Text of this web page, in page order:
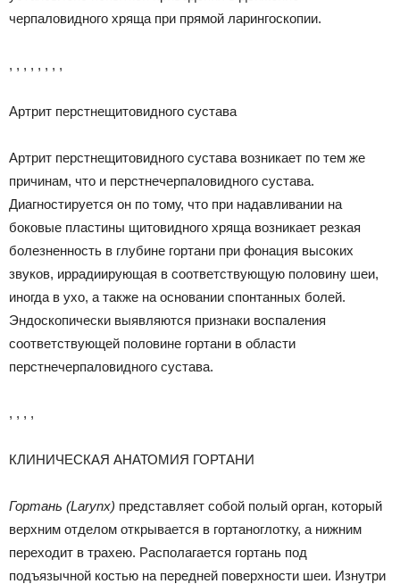
черпаловидного хряща при прямой ларингоскопии.
, , , , , , , ,
Артрит перстнещитовидного сустава
Артрит перстнещитовидного сустава возникает по тем же
причинам, что и перстнечерпаловидного сустава.
Диагностируется он по тому, что при надавливании на
боковые пластины щитовидного хряща возникает резкая
болезненность в глубине гортани при фонация высоких
звуков, иррадиирующая в соответствующую половину шеи,
иногда в ухо, а также на основании спонтанных болей.
Эндоскопически выявляются признаки воспаления
соответствующей половине гортани в области
перстнечерпаловидного сустава.
, , , ,
КЛИНИЧЕСКАЯ АНАТОМИЯ ГОРТАНИ
Гортань (Larynx) представляет собой полый орган, который
верхним отделом открывается в гортаноглотку, а нижним
переходит в трахею. Располагается гортань под
подъязычной костью на передней поверхности шеи. Изнутри